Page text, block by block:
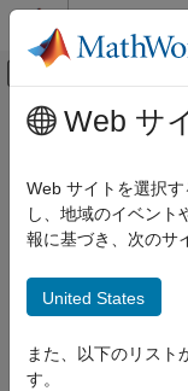
コンテンツへスキップ
オフキャ
ドキュメンテーションの
メインコンテンツ
Web サ
Web サイトを選択
し、地域のイベント
報に基づき、次のサ
United States
また、以下のリスト
す。